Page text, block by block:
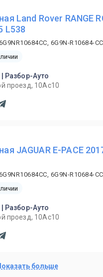
Land Rover RANGE
L538
6G9N-R10684-CC
Разбор-Ауто
проезд, 10Ас10
JAGUAR E-PACE
6G9N-R10684-CC
Разбор-Ауто
проезд, 10Ас10
больше